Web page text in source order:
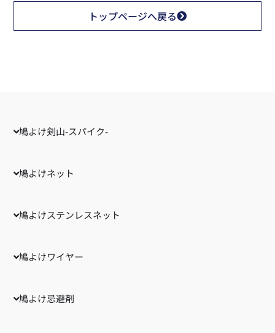
トップページへ戻る
鳩よけ剣山-スパイク-
鳩よけネット
鳩よけステンレスネット
鳩よけワイヤー
鳩よけ忌避剤